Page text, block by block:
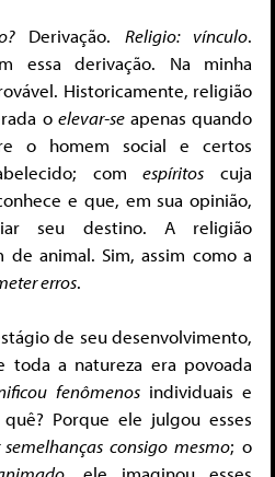
Derivação. Religio: vínculo.
essa derivação. Na minha
Historicamente, religião
o elevar-seapenas quando
o homem social e certos
comespíritos cuja
e que, em sua opinião,
seu destino. A religião
de animal. Sim, assim como a
erros.
de seu desenvolvimento,
toda a natureza era povoada
fenômenos individuais e
Porque ele julgou esses
semelhanças consigo mesmo; o